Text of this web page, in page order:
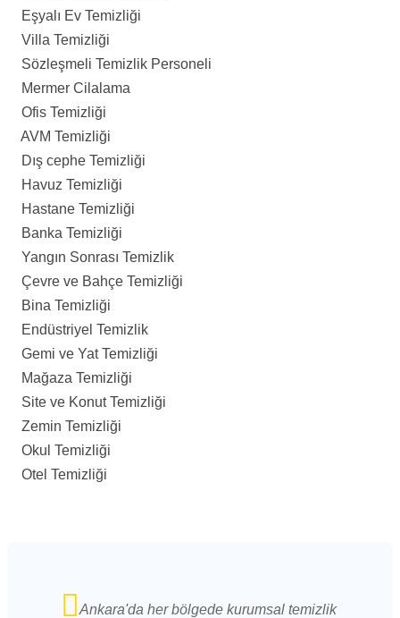
Eşyalı Ev Temizliği
Villa Temizliği
Sözleşmeli Temizlik Personeli
Mermer Cilalama
Ofis Temizliği
AVM Temizliği
Dış cephe Temizliği
Havuz Temizliği
Hastane Temizliği
Banka Temizliği
Yangın Sonrası Temizlik
Çevre ve Bahçe Temizliği
Bina Temizliği
Endüstriyel Temizlik
Gemi ve Yat Temizliği
Mağaza Temizliği
Site ve Konut Temizliği
Zemin Temizliği
Okul Temizliği
Otel Temizliği
Ankara'da her bölgede kurumsal temizlik